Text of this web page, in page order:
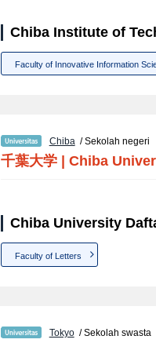
Chiba Institute of
Faculty of Innovative Information
Chiba/ Sekolah negeri
千葉大学 Chiba
Chiba University
Faculty of Letters
Tokyo/ Sekolah swasta